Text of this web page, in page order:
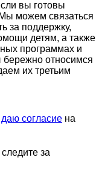
вы готовы
можем связаться
за поддержку,
детям, а также
программах и
бережно относимся
их третьим
даю согласие на
за